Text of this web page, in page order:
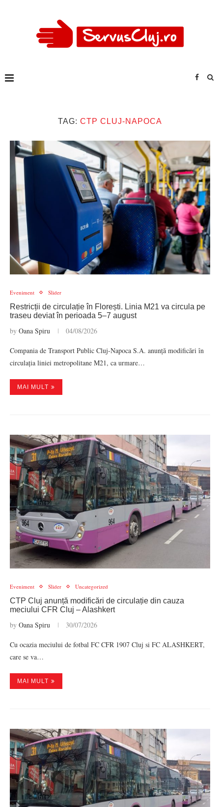
TAG: CTP CLUJ-NAPOCA
Eveniment Slider
Restricții de circulație în Florești. Linia M21 va circula pe
traseu deviat în perioada 5–7 august
by Oana Spiru 04/08/2026
Compania de Transport Public Cluj-Napoca S.A. anunță modificări în
circulația liniei metropolitane M21, ca urmare…
MAI MULT
Eveniment Slider Uncategorized
CTP Cluj anunță modificări de circulație din cauza
meciului CFR Cluj – Alashkert
by Oana Spiru 30/07/2026
Cu ocazia meciului de fotbal FC CFR 1907 Cluj si FC ALASHKERT,
care se va…
MAI MULT